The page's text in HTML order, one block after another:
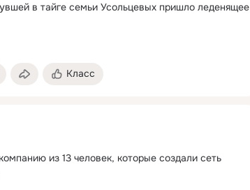
в тайге семьи Усольцевых пришло леденящее
Класс
из 13 человек, которые создали сеть